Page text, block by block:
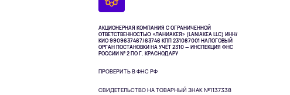
АКЦИОНЕРНАЯ КОМПАНИЯ С ОГРАНИЧЕННОЙ
ОТВЕТСТВЕННОСТЬЮ «ЛАНИАКЕЯ» (LANIAKEA LLC) ИНН/
КИО 9909637467/63746 КПП 231087001НАЛОГОВЫЙ
ОРГАН ПОСТАНОВКИ НА УЧЁТ 2310 — ИНСПЕКЦИЯ ФНС
РОССИИ № 2 ПО Г. КРАСНОДАРУ
ПРОВЕРИТЬ В ФНС РФ
СВИДЕТЕЛЬСТВО НА ТОВАРНЫЙ ЗНАК №1137338